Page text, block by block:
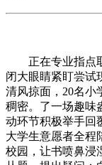
正在专业指点取
闭大眼睛紧盯尝试
清风掠面，20名小
稠密。了一场趣味
动环节积极举手回
大学生意愿者全程
校园，让书喷鼻浸